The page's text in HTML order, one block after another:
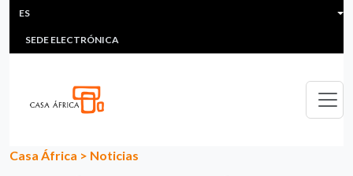
Pasar al contenido principal
HEADER MENU
MULTIMEDIA
SEDE ELECTRÓNICA
ES
Casa África > Noticias